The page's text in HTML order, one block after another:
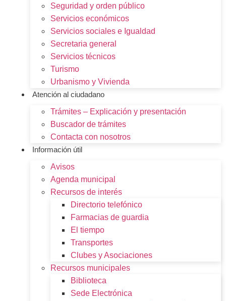
Seguridad y orden público
Servicios económicos
Servicios sociales e Igualdad
Secretaria general
Servicios técnicos
Turismo
Urbanismo y Vivienda
Atención al ciudadano
Trámites – Explicación y presentación
Buscador de trámites
Contacta con nosotros
Información útil
Avisos
Agenda municipal
Recursos de interés
Directorio telefónico
Farmacias de guardia
El tiempo
Transportes
Clubes y Asociaciones
Recursos municipales
Biblioteca
Sede Electrónica